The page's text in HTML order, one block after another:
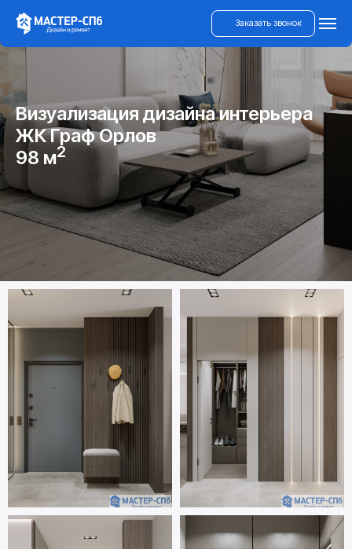
Заказать звонок
Визуализация дизайна интерьера
ЖК Граф Орлов
98 м2